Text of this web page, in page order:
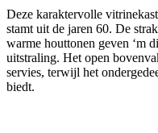
Deze karaktervolle
stamt uit de jaren 60. De
warme houttonen geven ‘m
uitstraling. Het open
servies, terwijl het
biedt.